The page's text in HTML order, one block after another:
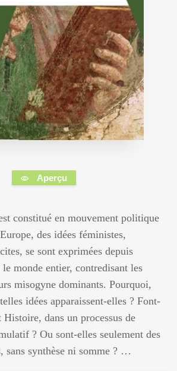
Aperçu
constitué en mouvement politique
des idées féministes,
se sont exprimées depuis
monde entier, contredisant les
misogyne dominants. Pourquoi,
idées apparaissent-elles ? Font-
dans un processus de
? Ou sont-elles seulement des
sans synthèse ni somme ? …